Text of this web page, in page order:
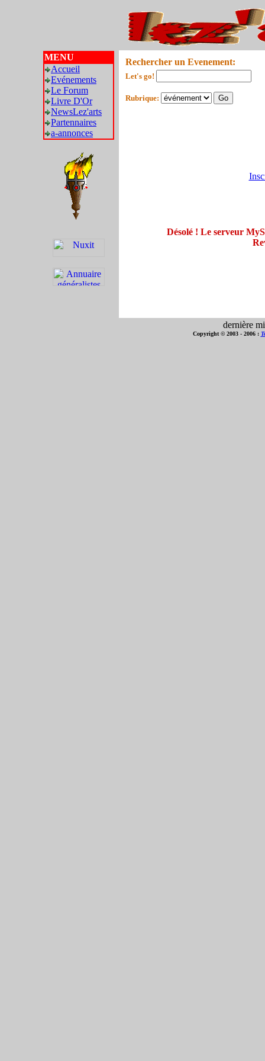
MENU
Accueil
Evénements
Le Forum
Livre D'Or
NewsLez'arts
Partennaires
a-annonces
Rechercher un Evenement:
Let's go!
Rubrique:
Désolé ! Le serveur
dernière
Copyright © 2003 - 2006 :